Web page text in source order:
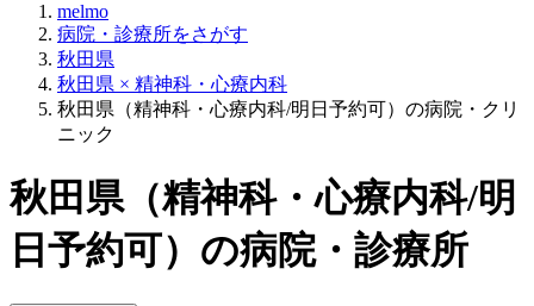
melmo
病院・診療所をさがす
秋田県
秋田県 × 精神科・心療内科
秋田県（精神科・心療内科/明日予約可）の病院・クリ
ニック
秋田県（精神科・心療内科/明
日予約可） の病院・診療所